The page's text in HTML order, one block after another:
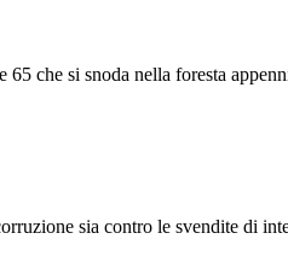
che si snoda nella foresta
sia contro le svendite di